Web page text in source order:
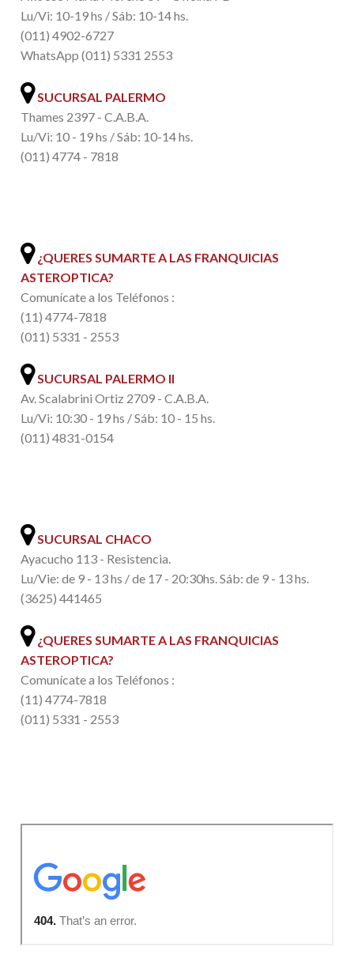
Lu/Vi: 10-19 hs / Sáb: 10-14 hs.
(011) 4902-6727
WhatsApp (011) 5331 2553
SUCURSAL PALERMO
Thames 2397 - C.A.B.A.
Lu/Vi: 10 - 19 hs / Sáb: 10-14 hs.
(011) 4774 - 7818
¿QUERES SUMARTE A LAS FRANQUICIAS
ASTEROPTICA?
Comunícate a los Teléfonos :
(11) 4774-7818
(011) 5331 - 2553
SUCURSAL PALERMO II
Av. Scalabrini Ortiz 2709 - C.A.B.A.
Lu/Vi: 10:30 - 19 hs / Sáb: 10 - 15 hs.
(011) 4831-0154
SUCURSAL CHACO
Ayacucho 113 - Resistencia.
Lu/Vie: de 9 - 13 hs / de 17 - 20:30hs. Sáb: de 9 - 13 hs.
(3625) 441465
¿QUERES SUMARTE A LAS FRANQUICIAS
ASTEROPTICA?
Comunícate a los Teléfonos :
(11) 4774-7818
(011) 5331 - 2553